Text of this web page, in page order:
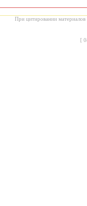
При цитировании материалов
[